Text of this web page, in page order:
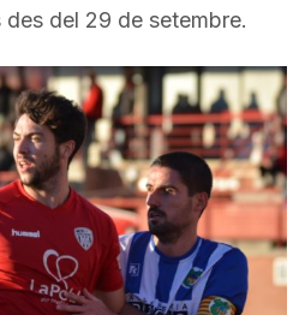
del 29 de setembre.